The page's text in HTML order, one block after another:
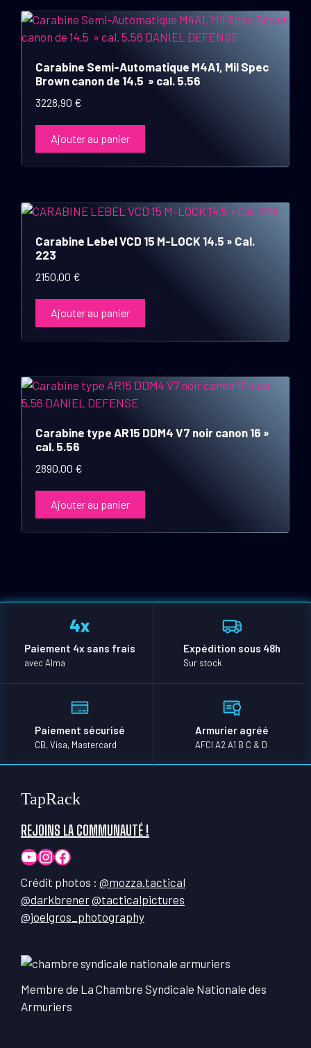
Carabine Semi-Automatique M4A1, Mil Spec
Brown canon de 14.5 » cal. 5.56
3228,90 €
Ajouter au panier
Carabine Lebel VCD 15 M-LOCK 14.5 » Cal.
223
2150,00 €
Ajouter au panier
Carabine type AR15 DDM4 V7 noir canon 16 »
cal. 5.56
2890,00 €
Ajouter au panier
Paiement 4x sans frais
avec Alma
Expédition sous 48h
Sur stock
Paiement sécurisé
CB, Visa, Mastercard
Armurier agréé
AFCI A2 A1 B C & D
TapRack
REJOINS LA COMMUNAUTÉ !
YouTube
Instagram
Facebook
Crédit photos : @mozza.tactical
@darkbrener@tacticalpictures
@joelgros_photography
Membre de La Chambre Syndicale Nationale des
Armuriers